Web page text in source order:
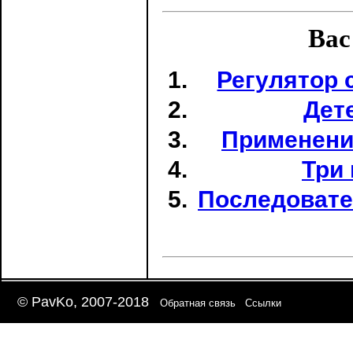
Регулятор
Три
© PavKo, 2007-2018 Обратная связь Ссылки